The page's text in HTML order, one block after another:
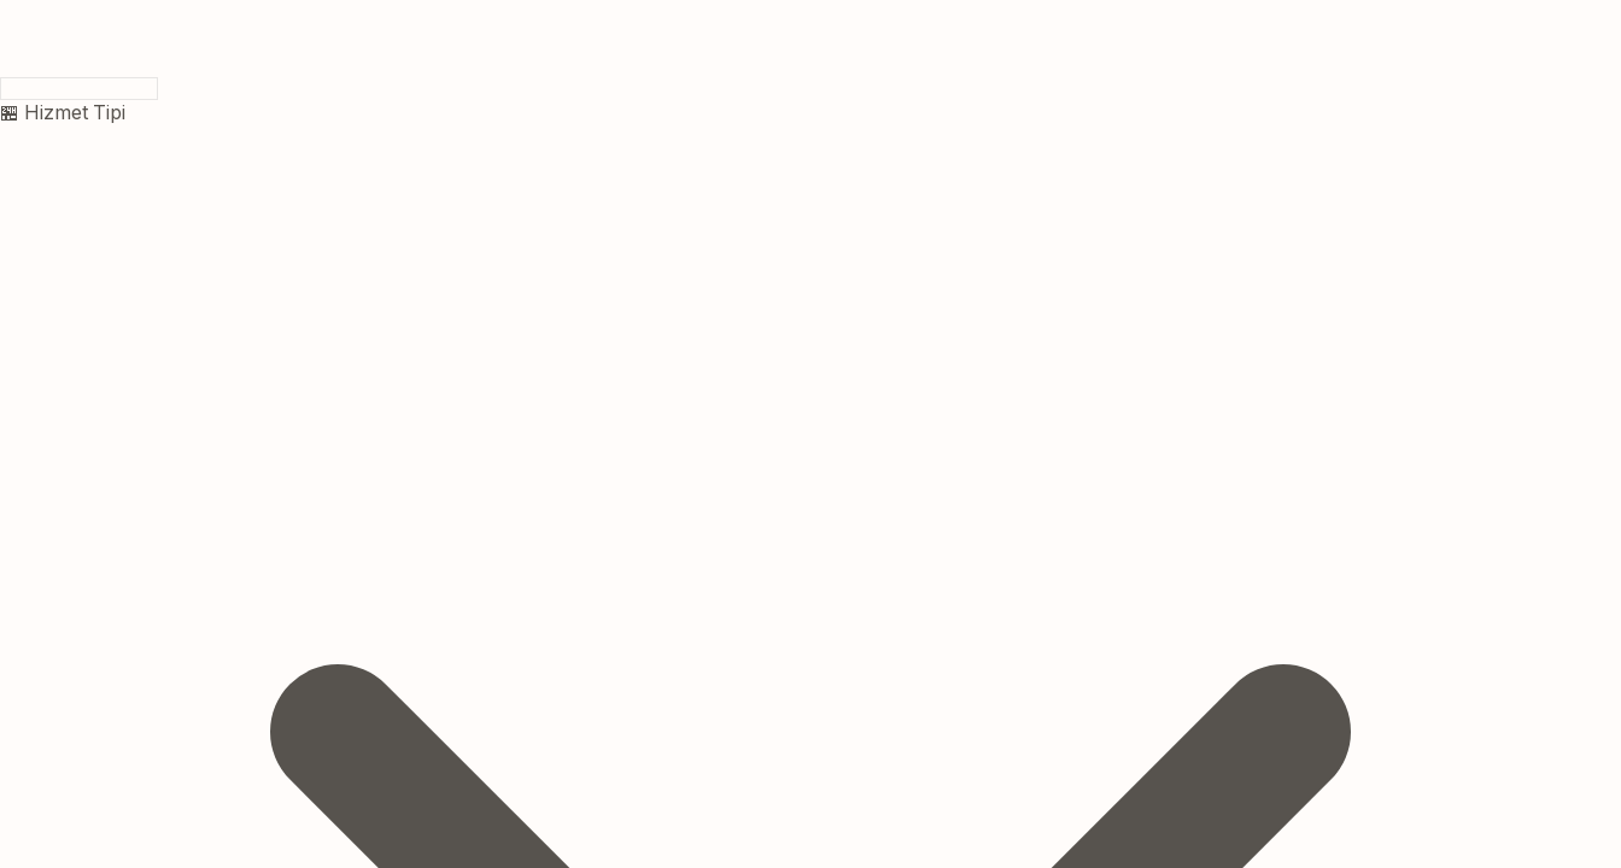
🏪 Hizmet Tipi